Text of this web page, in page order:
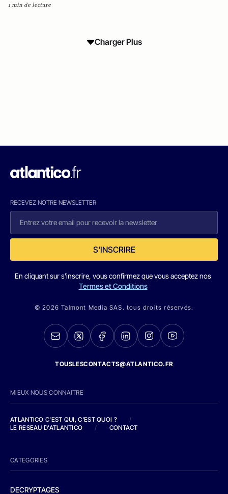
1 min de lecture
Charger Plus
RECEVEZ NOTRE NEWSLETTER
S'INSCRIRE
En cliquant sur s'inscrire, vous confirmez que vous acceptez nos
Termes et Conditions
© 2026 Talmont Media SAS. tous droits réservés.
TOUSLESCONTACTS@ATLANTICO.FR
MIEUX NOUS CONNAITRE
ATLANTICO C'EST QUI, C'EST QUOI ?
/
LE RESEAU D'ATLANTICO
/ CONTACT
CATEGORIES
DECRYPTAGES